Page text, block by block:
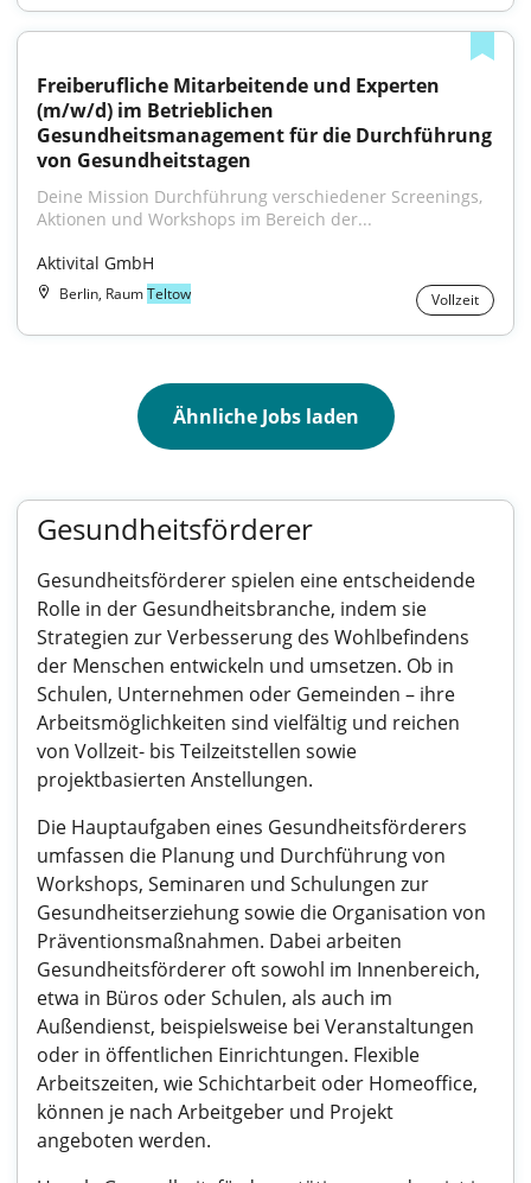
Freiberufliche Mitarbeitende und Experten
(m/w/d) im Betrieblichen
Gesundheitsmanagement für die Durchführung
von Gesundheitstagen
Deine Mission Durchführung verschiedener Screenings,
Aktionen und Workshops im Bereich der...
Aktivital GmbH
Berlin, RaumTeltow Vollzeit
Ähnliche Jobs laden
Gesundheitsförderer
Gesundheitsförderer spielen eine entscheidende
Rolle in der Gesundheitsbranche, indem sie
Strategien zur Verbesserung des Wohlbefindens
der Menschen entwickeln und umsetzen. Ob in
Schulen, Unternehmen oder Gemeinden – ihre
Arbeitsmöglichkeiten sind vielfältig und reichen
von Vollzeit- bis Teilzeitstellen sowie
projektbasierten Anstellungen.
Die Hauptaufgaben eines Gesundheitsförderers
umfassen die Planung und Durchführung von
Workshops, Seminaren und Schulungen zur
Gesundheitserziehung sowie die Organisation von
Präventionsmaßnahmen. Dabei arbeiten
Gesundheitsförderer oft sowohl im Innenbereich,
etwa in Büros oder Schulen, als auch im
Außendienst, beispielsweise bei Veranstaltungen
oder in öffentlichen Einrichtungen. Flexible
Arbeitszeiten, wie Schichtarbeit oder Homeoffice,
können je nach Arbeitgeber und Projekt
angeboten werden.